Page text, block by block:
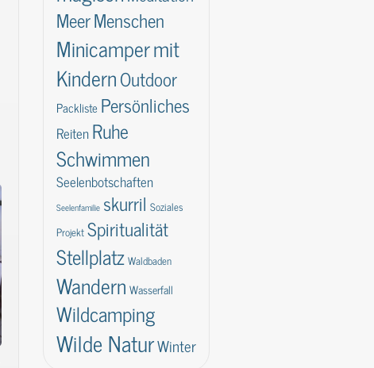
MeerMenschen
Minicampermit
KindernOutdoor
Packliste Persönliches
ReitenRuhe
Schwimmen
Seelenbotschaften
Seelenfamilie skurril Soziales
ProjektSpiritualität
StellplatzWaldbaden
Wandern Wasserfall
Wildcamping
Wilde NaturWinter